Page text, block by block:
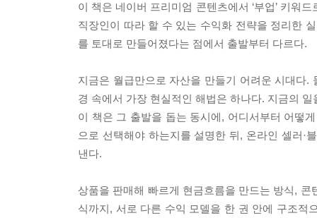
이 책은 네이버 프리미엄 콘텐츠에서 ‘부업’ 키워
직장인이 따라 할 수 있는 수익화 전략을 정리한
를 토대로 만들어졌다는 점에서 출발부터 다르다.
지금은 월급만으로 자산을 만들기 어려운 시대다
경 속에서 가장 현실적인 해법은 하나다. 지금의
이 책은 그 출발을 돕는 동시에, 어디서부터 어떻
으로 선택해야 하는지를 설명한 뒤, 온라인 셀러·
낸다.
상품을 판매해 빠르게 현금흐름을 만드는 방식,
식까지, 서로 다른 수익 모델을 한 권 안에 구조적